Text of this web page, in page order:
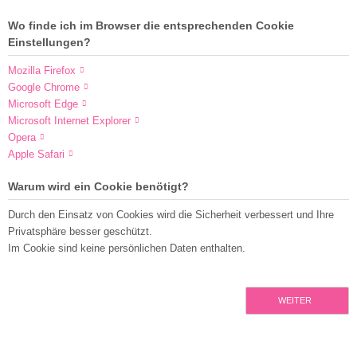
Wo finde ich im Browser die entsprechenden Cookie
Einstellungen?
Mozilla Firefox
Google Chrome
Microsoft Edge
Microsoft Internet Explorer
Opera
Apple Safari
Warum wird ein Cookie benötigt?
Durch den Einsatz von Cookies wird die Sicherheit verbessert und Ihre
Privatsphäre besser geschützt.
Im Cookie sind keine persönlichen Daten enthalten.
WEITER